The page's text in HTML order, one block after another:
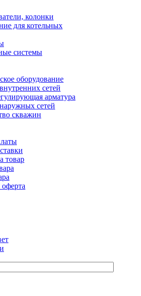
колонки
для котельных
системы
оборудование
сетей
арматура
сетей
скважин
товар